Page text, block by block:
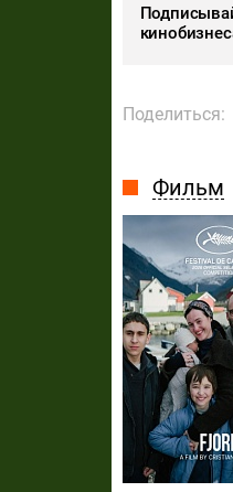
Поделиться:
Фильм